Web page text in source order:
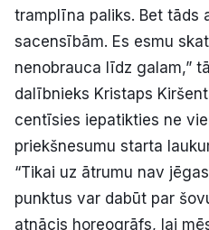
tramplīna paliks. Bet tāds
sacensībām. Es esmu
nenobrauca līdz galam,”
dalībnieks Kristaps
centīsies iepatikties ne
priekšnesumu starta
“Tikai uz ātrumu nav
punktus var dabūt par
atnācis horeogrāfs, lai